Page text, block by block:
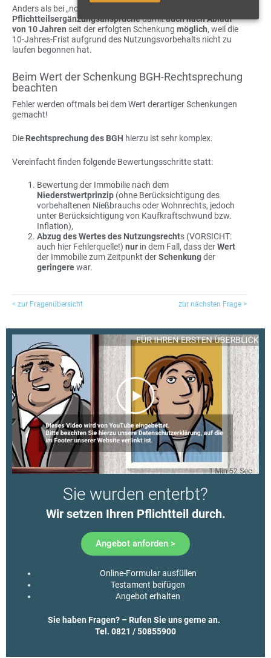
Anders als bei „normalen“ Schenkungen sind
Pflichtteilsergänzungsansprüchedamitauch nach Ablauf
von 10 Jahren seit der erfolgten Schenkung möglich, weil die
10-Jahres-Frist aufgrund des Nutzungsvorbehalts nicht zu
laufen begonnen hat.
Beim Wert der Schenkung BGH-Rechtsprechung
beachten
Fehler werden oftmals bei dem Wert derartiger Schenkungen
gemacht!
Die Rechtsprechung des BGH hierzu ist sehr komplex.
Vereinfacht finden folgende Bewertungsschritte statt:
Bewertung der Immobilie nach dem
Niederstwertprinzip (ohne Berücksichtigung des
vorbehaltenen Nießbrauchs oder Wohnrechts, jedoch
unter Berücksichtigung von Kaufkraftschwund bzw.
Inflation),
Abzug des Wertes des Nutzungsrechts (VORSICHT:
auch hier Fehlerquelle!)nur in dem Fall, dass derWert
der Immobilie zum Zeitpunkt derSchenkungder
geringerewar.
< zur Fragenübersicht zur nächsten Frage >
Sie wurden enterbt?
Wir setzen Ihren Pflichtteil durch.​
Angebot anforden >
Online-Formular ausfüllen
Testament beifügen
Angebot erhalten
Sie haben Fragen? – Rufen Sie uns gerne an.
Tel. 0821 / 50855900